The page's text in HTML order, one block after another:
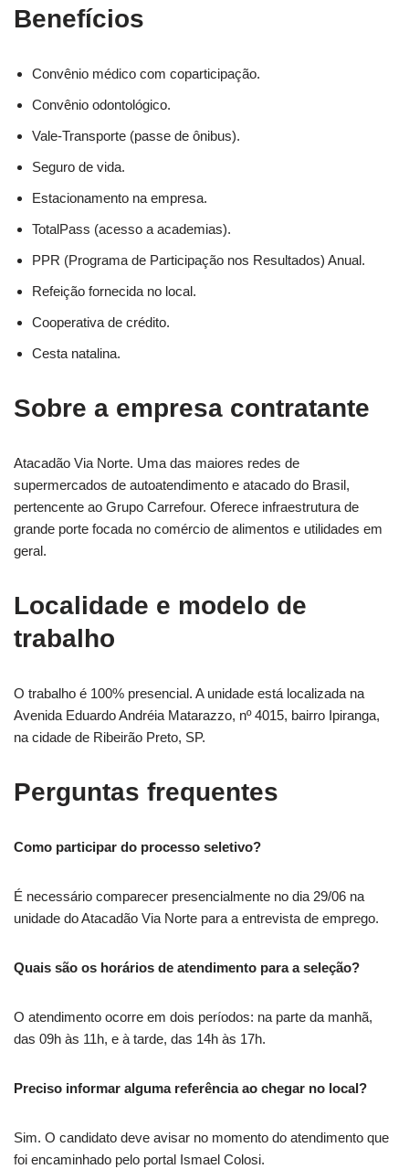
Benefícios
Convênio médico com coparticipação.
Convênio odontológico.
Vale-Transporte (passe de ônibus).
Seguro de vida.
Estacionamento na empresa.
TotalPass (acesso a academias).
PPR (Programa de Participação nos Resultados) Anual.
Refeição fornecida no local.
Cooperativa de crédito.
Cesta natalina.
Sobre a empresa contratante
Atacadão Via Norte. Uma das maiores redes de
supermercados de autoatendimento e atacado do Brasil,
pertencente ao Grupo Carrefour. Oferece infraestrutura de
grande porte focada no comércio de alimentos e utilidades em
geral.
Localidade e modelo de
trabalho
O trabalho é 100% presencial. A unidade está localizada na
Avenida Eduardo Andréia Matarazzo, nº 4015, bairro Ipiranga,
na cidade de Ribeirão Preto, SP.
Perguntas frequentes
Como participar do processo seletivo?
É necessário comparecer presencialmente no dia 29/06 na
unidade do Atacadão Via Norte para a entrevista de emprego.
Quais são os horários de atendimento para a seleção?
O atendimento ocorre em dois períodos: na parte da manhã,
das 09h às 11h, e à tarde, das 14h às 17h.
Preciso informar alguma referência ao chegar no local?
Sim. O candidato deve avisar no momento do atendimento que
foi encaminhado pelo portal Ismael Colosi.